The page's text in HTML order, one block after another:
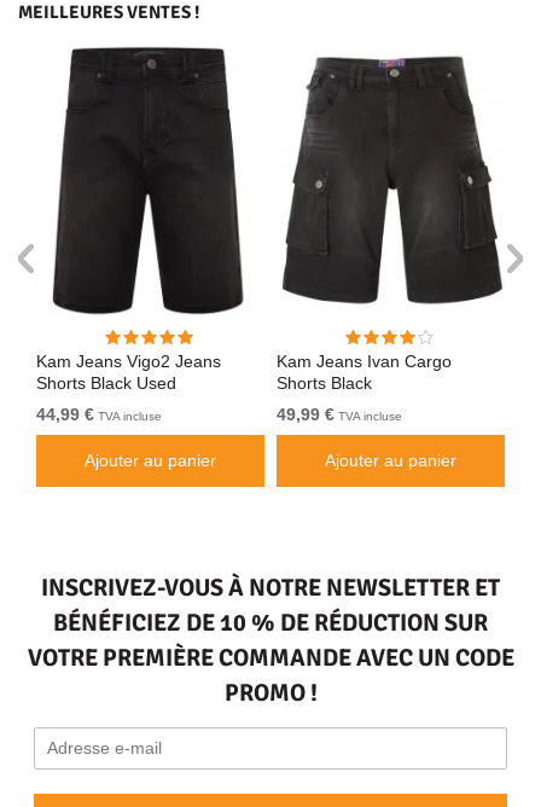
MEILLEURES VENTES !
Kam Jeans Vigo2 Jeans
Shorts Black Used
44,99 € TVA incluse
Ajouter au panier
Kam Jeans Ivan Cargo
Shorts Black
49,99 € TVA incluse
Ajouter au panier
INSCRIVEZ-VOUS À NOTRE NEWSLETTER ET
BÉNÉFICIEZ DE 10 % DE RÉDUCTION SUR
VOTRE PREMIÈRE COMMANDE AVEC UN CODE
PROMO !